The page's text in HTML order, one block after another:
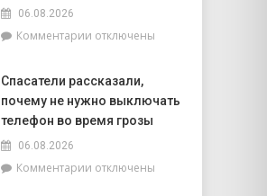
06.08.2026
Комментариик
том,
как
ВНС
фундаментом
отключены
Спасатели рассказали,
почему не нужно выключать
телефон во время грозы
06.08.2026
Комментариикотключены